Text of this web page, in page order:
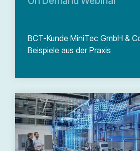
BCT-Kunde MiniTec GmbH &
Beispiele aus der Praxis